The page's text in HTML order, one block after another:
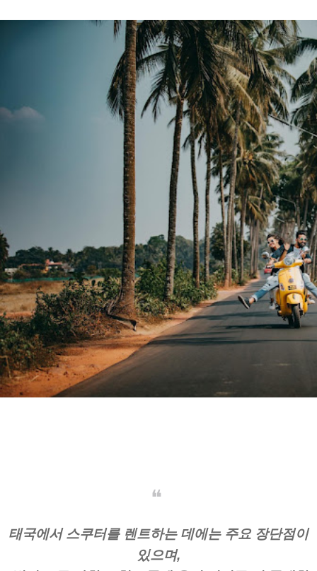
태국에서 스쿠터를 렌트하는 데에는 주요 장단점이
있으며,